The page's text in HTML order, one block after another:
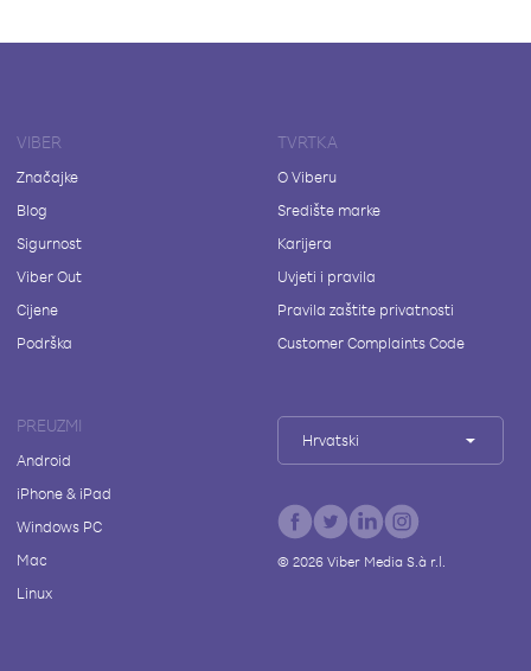
VIBER
Značajke
Blog
Sigurnost
Viber Out
Cijene
Podrška
TVRTKA
O Viberu
Središte marke
Karijera
Uvjeti i pravila
Pravila zaštite privatnosti
Customer Complaints Code
PREUZMI
Android
iPhone & iPad
Windows PC
Mac
Linux
Hrvatski
© 2026Viber Media S.à r.l.